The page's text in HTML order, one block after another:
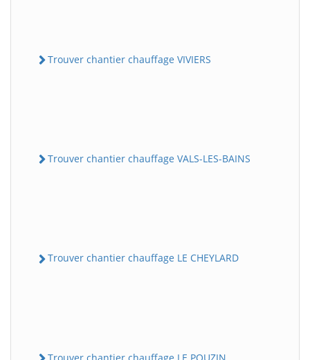
Trouver chantier chauffage VIVIERS
Trouver chantier chauffage VALS-LES-BAINS
Trouver chantier chauffage LE CHEYLARD
Trouver chantier chauffage LE POUZIN